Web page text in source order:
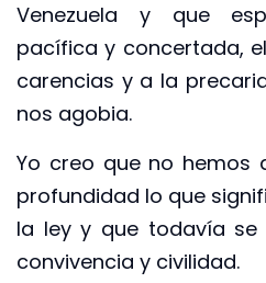
Venezuela y que
pacífica y concertada,
carencias y a la
nos agobia.
Yo creo que no hemos
profundidad lo que
la ley y que todavía se
convivencia y civilidad.